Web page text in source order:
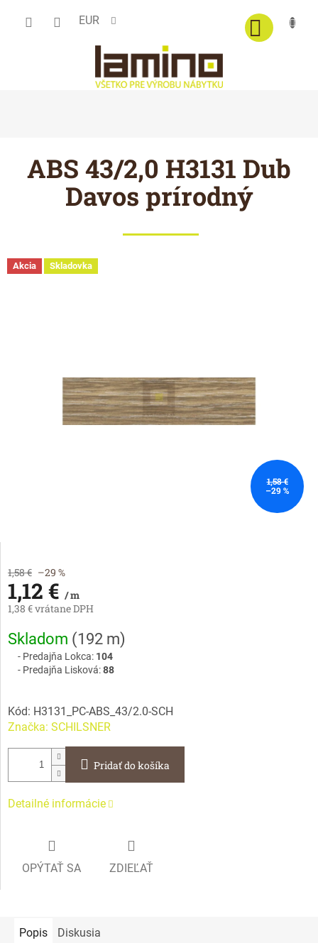
EUR
ABS 43/2,0 H3131 Dub
Davos prírodný
Akcia Skladovka
1,58 €
–29 %
1,58 € –29 %
1,12 € / m
1,38 € vrátane DPH
Jednotková
cena:
Skladom (192 m)
Predajňa Lokca: 104
Predajňa Lisková:88
Kód: H3131_PC-ABS_43/2.0-SCH
Značka: SCHILSNER
Pridať do košíka
Detailné informácie
OPÝTAŤ SA ZDIEĽAŤ
Popis Diskusia